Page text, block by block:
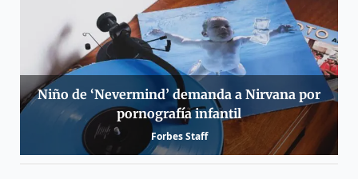
Niño de ‘Nevermind’ demanda a Nirvana por
pornografía infantil
Forbes Staff